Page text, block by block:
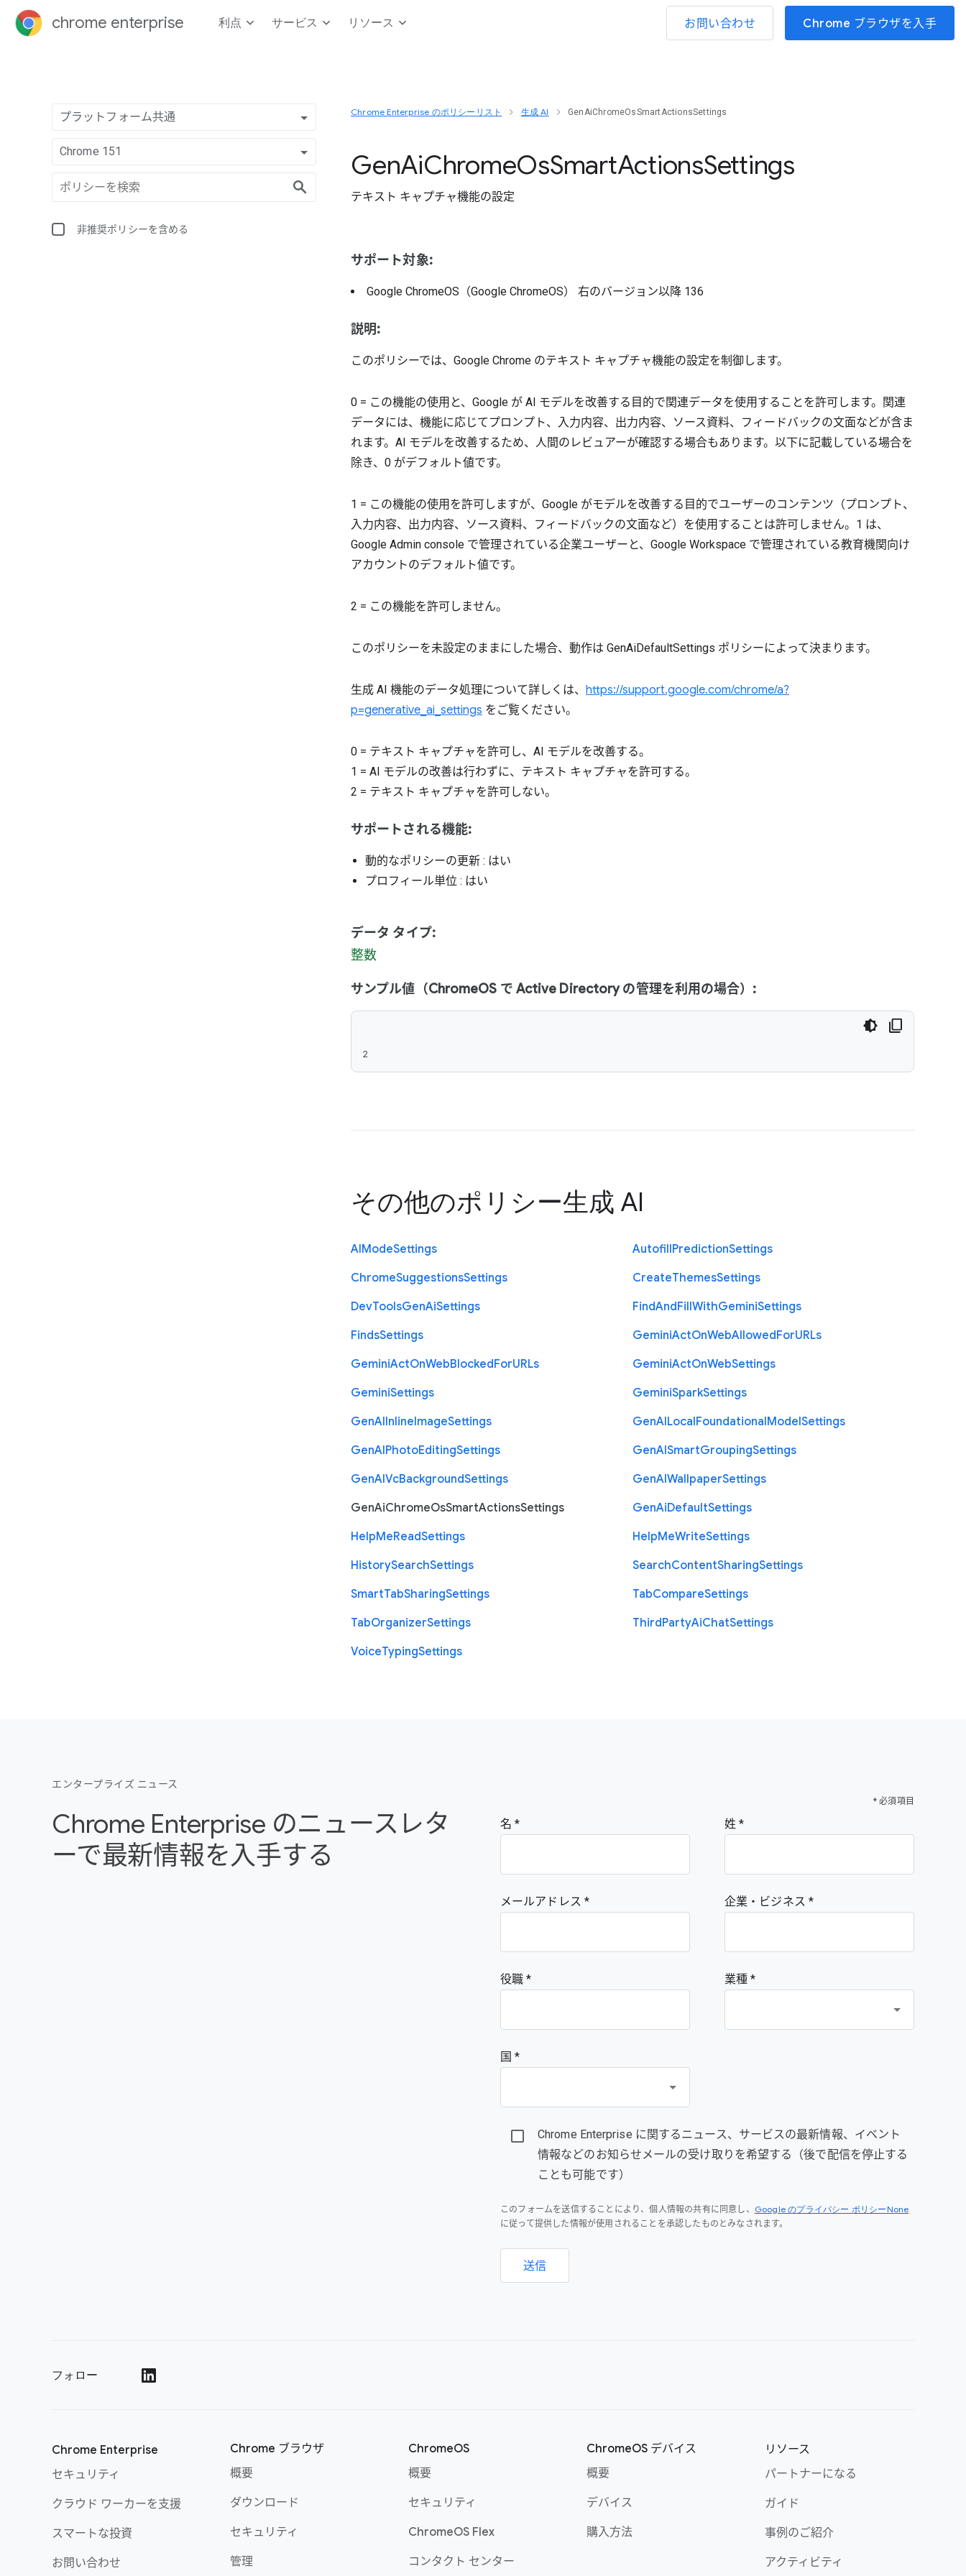
chrome enterprise 利点 サービス リソース お問い合わせ Chrome ブラウザを入手
プラットフォーム共通
Chrome 151
非推奨ポリシーを含める
Chrome Enterprise のポリシーリスト 生成 AI GenAiChromeOsSmartActionsSettings
GenAiChromeOsSmartActionsSettings
テキスト キャプチャ機能の設定
サポート対象:
Google ChromeOS（Google ChromeOS） 右のバージョン以降 136
説明:
このポリシーでは、Google Chrome のテキスト キャプチャ機能の設定を制御します。
0 = この機能の使用と、Google が AI モデルを改善する目的で関連データを使用することを許可します。関連
データには、機能に応じてプロンプト、入力内容、出力内容、ソース資料、フィードバックの文面などが含ま
れます。AI モデルを改善するため、人間のレビュアーが確認する場合もあります。以下に記載している場合を
除き、0 がデフォルト値です。
1 = この機能の使用を許可しますが、Google がモデルを改善する目的でユーザーのコンテンツ（プロンプト、
入力内容、出力内容、ソース資料、フィードバックの文面など）を使用することは許可しません。1 は、
Google Admin console で管理されている企業ユーザーと、Google Workspace で管理されている教育機関向け
アカウントのデフォルト値です。
2 = この機能を許可しません。
このポリシーを未設定のままにした場合、動作は GenAiDefaultSettings ポリシーによって決まります。
生成 AI 機能のデータ処理について詳しくは、 https://support.google.com/chrome/a?
p=generative_ai_settings をご覧ください。
0 = テキスト キャプチャを許可し、AI モデルを改善する。
1 = AI モデルの改善は行わずに、テキスト キャプチャを許可する。
2 = テキスト キャプチャを許可しない。
サポートされる機能:
動的なポリシーの更新 : はい
プロフィール単位 : はい
データ タイプ:
整数
サンプル値（ChromeOS で Active Directory の管理を利用の場合）:
2
その他のポリシー生成 AI
AIModeSettings AutofillPredictionSettings
ChromeSuggestionsSettings CreateThemesSettings
DevToolsGenAiSettings FindAndFillWithGeminiSettings
FindsSettings GeminiActOnWebAllowedForURLs
GeminiActOnWebBlockedForURLs GeminiActOnWebSettings
GeminiSettings GeminiSparkSettings
GenAIInlineImageSettings GenAILocalFoundationalModelSettings
GenAIPhotoEditingSettings GenAISmartGroupingSettings
GenAIVcBackgroundSettings GenAIWallpaperSettings
GenAiChromeOsSmartActionsSettings GenAiDefaultSettings
HelpMeReadSettings HelpMeWriteSettings
HistorySearchSettings SearchContentSharingSettings
SmartTabSharingSettings TabCompareSettings
TabOrganizerSettings ThirdPartyAiChatSettings
VoiceTypingSettings
エンタープライズ ニュース
Chrome Enterprise のニュースレタ
ーで最新情報を入手する
* 必須項目
名 姓
メールアドレス 企業・ビジネス
役職 業種 *
国 *
Chrome Enterprise に関するニュース、サービスの最新情報、イベント
情報などのお知らせメールの受け取りを希望する（後で配信を停止する
ことも可能です）
このフォームを送信することにより、個人情報の共有に同意し、 Google のプライバシー ポリシーNone
に従って提供した情報が使用されることを承認したものとみなされます。
送信
フォロー
Chrome Enterprise
セキュリティ
クラウド ワーカーを支援
スマートな投資
お問い合わせ
Chrome ブラウザ
概要
ダウンロード
セキュリティ
管理
ChromeOS
概要
セキュリティ
ChromeOS Flex
コンタクト センター
ChromeOS デバイス
概要
デバイス
購入方法
リソース
パートナーになる
ガイド
事例のご紹介
アクティビティ